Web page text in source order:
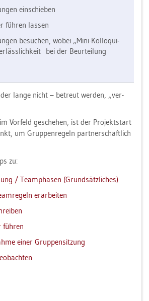
ein­schie­ben
füh­ren las­sen
be­su­chen, wobei „Mini-Kol­lo­qui­
bei der Be­ur­tei­lung
lange nicht – be­treut wer­den, „ver­
Vor­feld ge­sche­hen, ist der Pro­jekt­start
um Grup­pen­re­geln part­ner­schaft­lich
zu:
/ Team­pha­sen (Grund­sätz­li­ches)
er­ar­bei­ten
füh­ren
einer Grup­pen­sit­zung